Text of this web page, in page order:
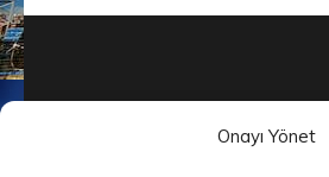
Onayı Yönet